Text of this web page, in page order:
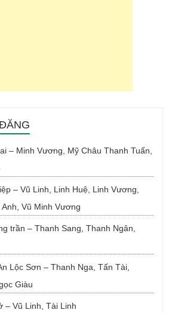
– Minh Vương, Mỹ Châu Thanh Tuấn,
– Vũ Linh, Linh Huệ, Linh Vương,
Anh, Vũ Minh Vương
trần – Thanh Sang, Thanh Ngân,
Lộc Sơn – Thanh Nga, Tấn Tài,
Giàu
– Vũ Linh, Tài Linh